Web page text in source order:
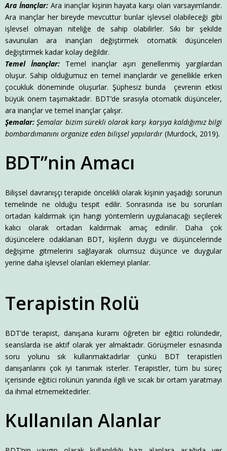
Ara İnançlar:Ara inançlar kişinin hayata karşı olan varsayımlarıdır.
Ara inançlar her bireyde mevcuttur bunlar işlevsel olabileceği gibi
işlevsel olmayan niteliğe de sahip olabilirler. Sıkı bir şekilde
savunulan ara inançları değiştirmek otomatik düşünceleri
değiştirmek kadar kolay değildir.
Temel İnançlar: Temel inançlar aşırı genellenmiş yargılardan
oluşur. Sahip olduğumuz en temel inançlardır ve genellikle erken
çocukluk döneminde oluşurlar. Şüphesiz bunda çevrenin etkisi
büyük önem taşımaktadır. BDT’de sırasıyla otomatik düşünceler,
ara inançlar ve temel inançlar çalışır.
Şemalar: Şemalar bizim sürekli olarak karşı karşıya kaldığımız bilgi
bombardımanını organize eden bilişsel yapılardır (Murdock, 2019).
BDT’’nin Amacı
Bilişsel davranışçı terapide öncelikli olarak kişinin yaşadığı sorunun
temelinde ne olduğu tespit edilir. Sonrasında ise bu sorunları
ortadan kaldırmak için hangi yöntemlerin uygulanacağı seçilerek
kalıcı olarak ortadan kaldırmak amaç edinilir. Daha çok
düşüncelere odaklanan BDT, kişilerin duygu ve düşüncelerinde
değişime gitmelerini sağlayarak olumsuz düşünce ve duygular
yerine daha işlevsel olanları eklemeyi planlar.
Terapistin Rolü
BDT’de terapist, danışana kuramı öğreten bir eğitici rolündedir,
seanslarda ise aktif olarak yer almaktadır. Görüşmeler esnasında
soru yolunu sık kullanmaktadırlar çünkü BDT terapistleri
danışanlarını çok iyi tanımak isterler. Terapistler, tüm bu süreç
içerisinde eğitici rolünün yanında ilgili ve sıcak bir ortam yaratmayı
da ihmal etmemektedirler.
Kullanılan Alanlar